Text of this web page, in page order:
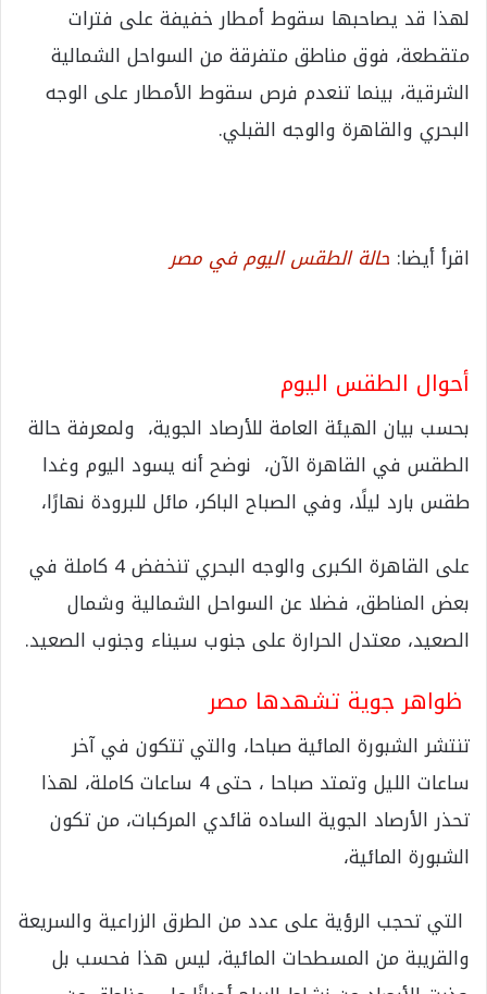
لهذا قد يصاحبها سقوط أمطار خفيفة على فترات
متقطعة، فوق مناطق متفرقة من السواحل الشمالية
الشرقية، بينما تنعدم فرص سقوط الأمطار على الوجه
البحري والقاهرة والوجه القبلي.
اقرأ أيضا: حالة الطقس اليوم في مصر
أحوال الطقس اليوم
بحسب بيان الهيئة العامة للأرصاد الجوية، ولمعرفة حالة
الطقس في القاهرة الآن، نوضح أنه يسود اليوم وغدا
طقس بارد ليلًا، وفي الصباح الباكر، مائل للبرودة نهارًا،
على القاهرة الكبرى والوجه البحري تنخفض 4 كاملة في
بعض المناطق، فضلا عن السواحل الشمالية وشمال
الصعيد، معتدل الحرارة على جنوب سيناء وجنوب الصعيد.
ظواهر جوية تشهدها مصر
تنتشر الشبورة المائية صباحا، والتي تتكون في آخر
ساعات الليل وتمتد صباحا ، حتى 4 ساعات كاملة، لهذا
تحذر الأرصاد الجوية الساده قائدي المركبات، من تكون
الشبورة المائية،
التي تحجب الرؤية على عدد من الطرق الزراعية والسريعة
والقريبة من المسطحات المائية، ليس هذا فحسب بل